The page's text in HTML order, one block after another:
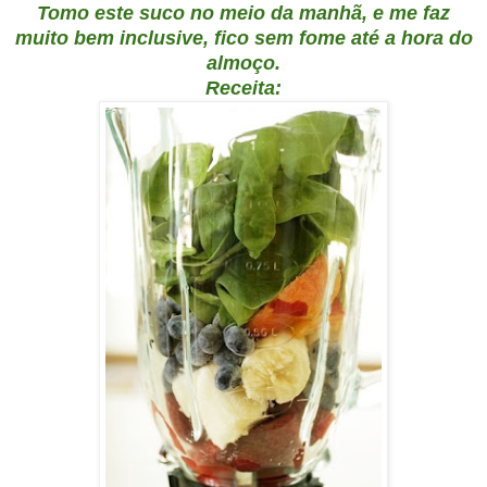
Tomo este suco no meio da manhã, e me faz
muito bem inclusive, fico sem fome até a hora do
almoço.
Receita: